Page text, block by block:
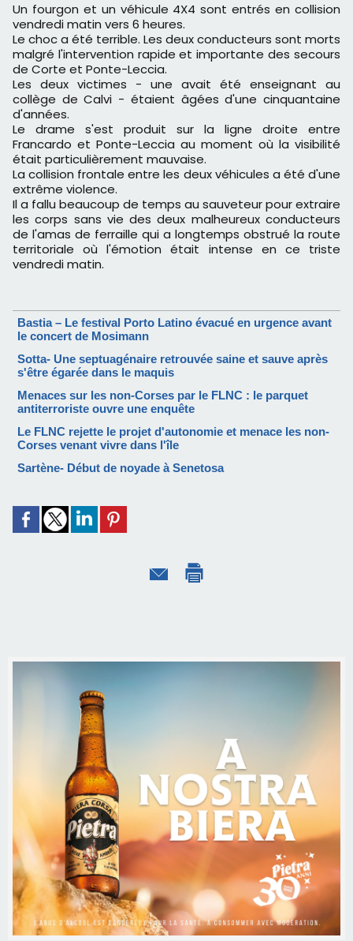
Un fourgon et un véhicule 4X4 sont entrés en collision
vendredi matin vers 6 heures.
Le choc a été terrible. Les deux conducteurs sont morts
malgré l'intervention rapide et importante des secours
de Corte et Ponte-Leccia.
Les deux victimes - une avait été enseignant au
collège de Calvi - étaient âgées d'une cinquantaine
d'années.
Le drame s'est produit sur la ligne droite entre
Francardo et Ponte-Leccia au moment où la visibilité
était particulièrement mauvaise.
La collision frontale entre les deux véhicules a été d'une
extrême violence.
Il a fallu beaucoup de temps au sauveteur pour extraire
les corps sans vie des deux malheureux conducteurs
de l'amas de ferraille qui a longtemps obstrué la route
territoriale où l'émotion était intense en ce triste
vendredi matin.
Bastia – Le festival Porto Latino évacué en urgence avant
le concert de Mosimann
Sotta- Une septuagénaire retrouvée saine et sauve après
s'être égarée dans le maquis
Menaces sur les non-Corses par le FLNC : le parquet
antiterroriste ouvre une enquête
Le FLNC rejette le projet d'autonomie et menace les non-
Corses venant vivre dans l'île
Sartène- Début de noyade à Senetosa